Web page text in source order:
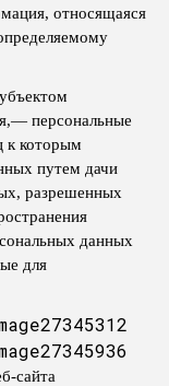
относящаяся
персональные
к которым
путем дачи
разрешенных
данных
для
сайта